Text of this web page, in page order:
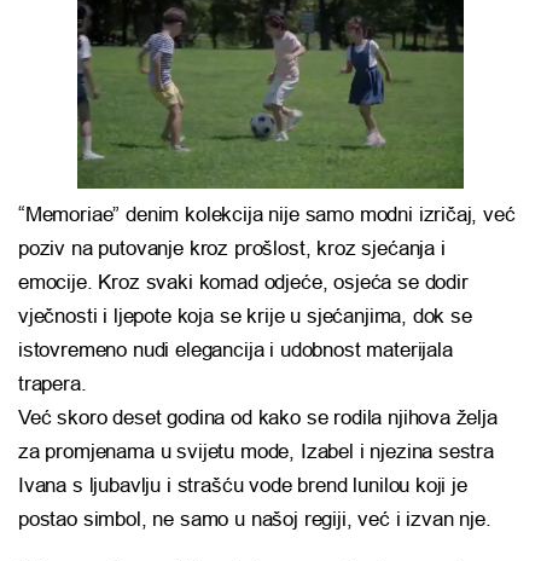
“Memoriae” denim kolekcija nije samo modni izričaj, već
poziv na putovanje kroz prošlost, kroz sjećanja i
emocije. Kroz svaki komad odjeće, osjeća se dodir
vječnosti i ljepote koja se krije u sjećanjima, dok se
istovremeno nudi elegancija i udobnost materijala
trapera.
Već skoro deset godina od kako se rodila njihova želja
za promjenama u svijetu mode, Izabel i njezina sestra
Ivana s ljubavlju i strašću vode brend lunilou koji je
postao simbol, ne samo u našoj regiji, već i izvan nje.